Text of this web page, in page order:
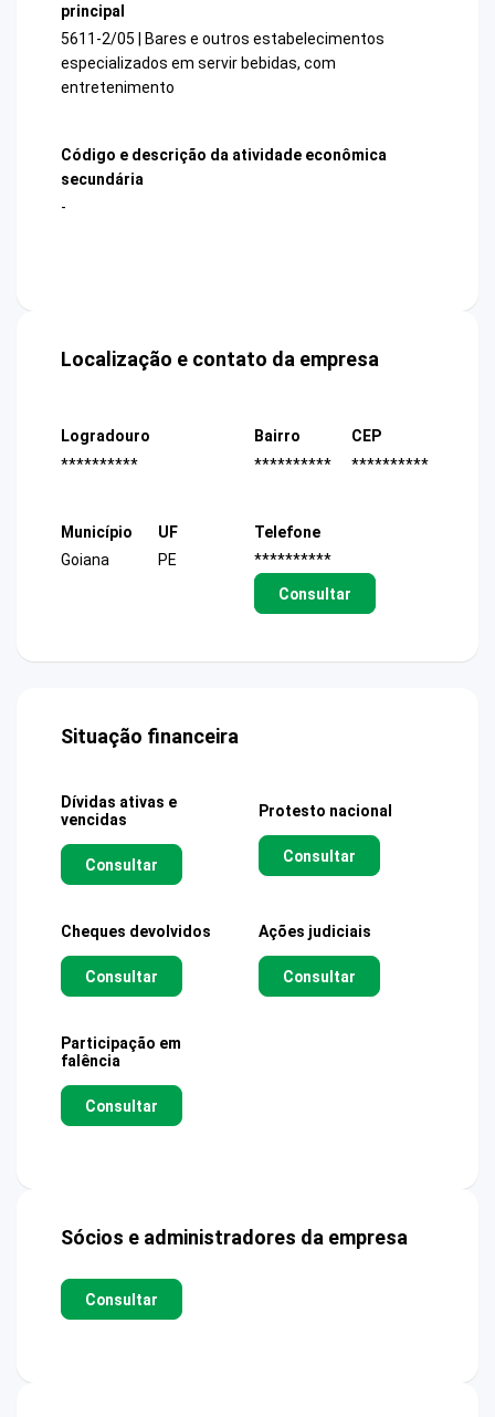
principal
5611-2/05 | Bares e outros estabelecimentos
especializados em servir bebidas, com
entretenimento
Código e descrição da atividade econômica
secundária
-
Localização e contato da empresa
Logradouro
**********
Bairro
**********
CEP
**********
Município
Goiana
UF
PE
Telefone
**********
Consultar
Situação financeira
Dívidas ativas e
vencidas
Consultar
Protesto nacional
Consultar
Cheques devolvidos
Consultar
Ações judiciais
Consultar
Participação em
falência
Consultar
Sócios e administradores da empresa
Consultar